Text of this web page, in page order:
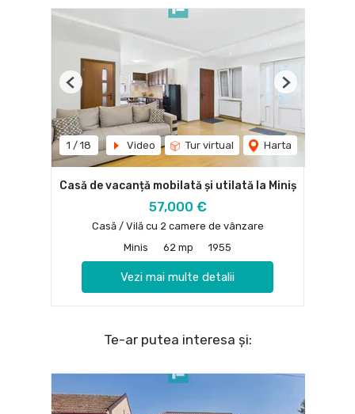
1 / 18 Video Tur virtual Harta
Previous Next
Casă de vacanță mobilată și utilată la Miniș
57,000 €
Casă / Vilă cu 2 camere de vânzare
Minis
62 mp 1955
Vezi mai multe detalii
Te-ar putea interesa și: